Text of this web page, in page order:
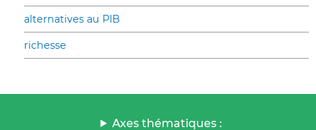
alternatives au PIB
richesse
Axes thématiques :